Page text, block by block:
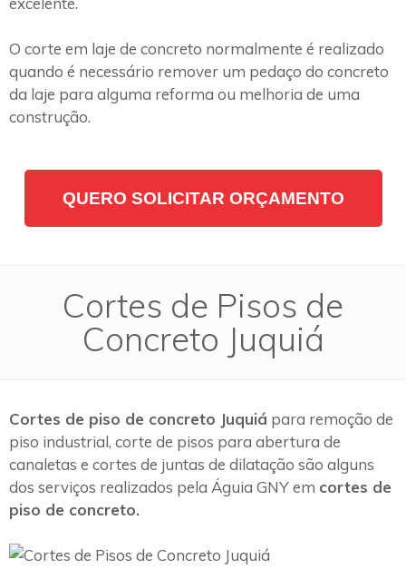
O corte em laje de concreto normalmente é realizado
quando é necessário remover um pedaço do concreto
da laje para alguma reforma ou melhoria de uma
construção.
QUERO SOLICITAR ORÇAMENTO
Cortes de Pisos de
Concreto Juquiá
Cortes de piso de concreto Juquiá para remoção de
piso industrial, corte de pisos para abertura de
canaletas e cortes de juntas de dilatação são alguns
dos serviços realizados pela Águia GNY em cortes de
piso de concreto.